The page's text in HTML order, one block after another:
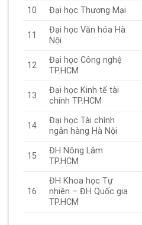
10 Đại học Thương Mại
11
Đại học Văn hóa Hà
Nội
12
Đại học Công nghệ
TP.HCM
13
Đại học Kinh tế tài
chính TP.HCM
14
Đại học Tài chính
ngân hàng Hà Nội
15
ĐH Nông Lâm
TP.HCM
16
ĐH Khoa học Tự
nhiên – ĐH Quốc gia
TP.HCM